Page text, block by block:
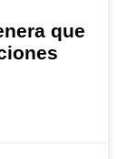
que